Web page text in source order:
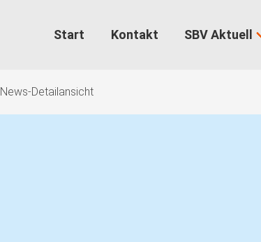
Start Kontakt SBV Aktuell
News-Detailansicht